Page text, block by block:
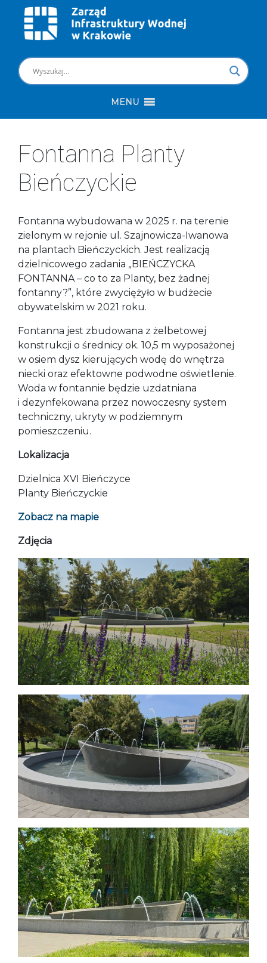
MENU
Fontanna Planty
Bieńczyckie
Fontanna wybudowana w 2025 r. na terenie
zielonym w rejonie ul. Szajnowicza-Iwanowa
na plantach Bieńczyckich. Jest realizacją
dzielnicowego zadania „BIEŃCZYCKA
FONTANNA – co to za Planty, bez żadnej
fontanny?”, które zwyciężyło w budżecie
obywatelskim w 2021 roku.
Fontanna jest zbudowana z żelbetowej
konstrukcji o średnicy ok. 10,5 m wyposażonej
w osiem dysz kierujących wodę do wnętrza
niecki oraz efektowne podwodne oświetlenie.
Woda w fontannie będzie uzdatniana
i dezynfekowana przez nowoczesny system
techniczny, ukryty w podziemnym
pomieszczeniu.
Lokalizacja
Dzielnica XVI Bieńczyce
Planty Bieńczyckie
Zobacz na mapie
Zdjęcia